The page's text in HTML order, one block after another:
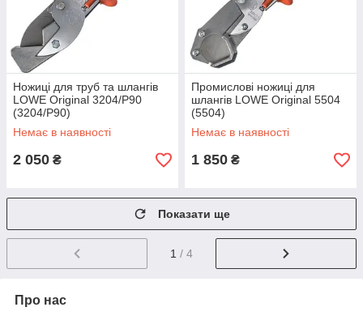
Ножиці для труб та шлангів
LOWE Original 3204/P90
(3204/P90)
Немає в наявності
2 050 ₴
Промислові ножиці для
шлангів LOWE Original 5504
(5504)
Немає в наявності
1 850 ₴
Показати ще
1 / 4
Про нас